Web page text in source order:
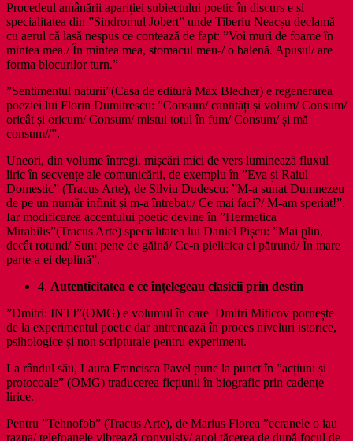
Procedeul amânării apariției subiectului poetic în discurs e și
specialitatea din ”Sindromul Jobert” unde Tiberiu Neacșu declamă
cu aerul că lasă nespus ce contează de fapt: ”Voi muri de foame în
mintea mea./ În mintea mea, stomacul meu-/ o balenă. Apusul/ are
forma blocurilor turn.”
”Sentimentul naturii”(Casa de editură Max Blecher) e regenerarea
poeziei lui Florin Dumitrescu: ”Consum/ cantități și volum/ Consum/
oricât și oricum/ Consum/ mistui totul în fum/ Consum/ și mă
consum//”.
Uneori, din volume întregi, mișcări mici de vers luminează fluxul
liric în secvențe ale comunicării, de exemplu în ”Eva și Raiul
Domestic” (Tracus Arte), de Silviu Dudescu: ”M-a sunat Dumnezeu
de pe un număr infinit și m-a întrebat:/ Ce mai faci?/ M-am speriat!”.
Iar modificarea accentului poetic devine în ”Hermetica
Mirabilis”(Tracus Arte) specialitatea lui Daniel Pișcu: ”Mai plin,
decât rotund/ Sunt pene de găină/ Ce-n pielicica ei pătrund/ În mare
parte-a ei deplină”.
4. Autenticitatea e ce înțelegeau clasicii prin destin
”Dmitri: INTJ”(OMG) e volumul în care Dmitri Miticov pornește
de la experimentul poetic dar antrenează în proces niveluri istorice,
psihologice și non scripturale pentru experiment.
La rândul său, Laura Francisca Pavel pune la punct în ”acțiuni și
protocoale” (OMG) traducerea ficțiunii în biografic prin cadențe
lirice.
Pentru ”Tehnofob” (Tracus Arte), de Marius Florea ”ecranele o iau
razna/ telefoanele vibrează convulsiv/ apoi tăcerea de după focul de